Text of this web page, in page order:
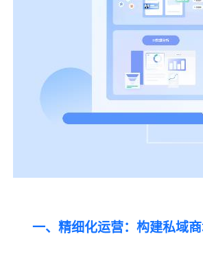
一、精细化运营：构建私域